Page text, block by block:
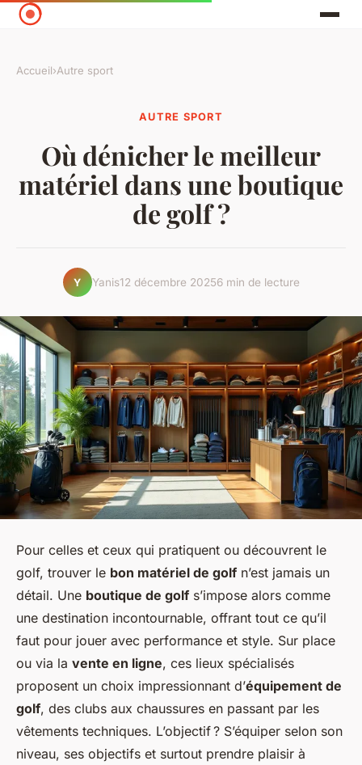
Accueil›Autre sport
AUTRE SPORT
Où dénicher le meilleur
matériel dans une boutique
de golf ?
Y Yanis12 décembre 20256 min de lecture
Pour celles et ceux qui pratiquent ou découvrent le
golf, trouver le bon matériel de golf n’est jamais un
détail. Une boutique de golf s’impose alors comme
une destination incontournable, offrant tout ce qu’il
faut pour jouer avec performance et style. Sur place
ou via la vente en ligne, ces lieux spécialisés
proposent un choix impressionnant d’équipement de
golf, des clubs aux chaussures en passant par les
vêtements techniques. L’objectif ? S’équiper selon son
niveau, ses objectifs et surtout prendre plaisir à